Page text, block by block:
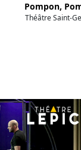
Pompon,
Théâtre Saint-